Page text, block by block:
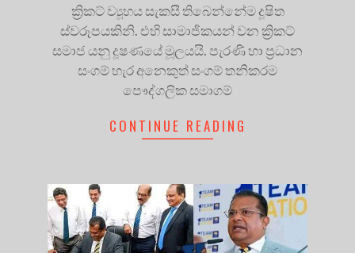
ක්‍රිකට් ව්‍යූහය සැකසී තිබෙන්නේම දූෂිත
ස්වරූපයකිනි. එහි සාමාජිකයන් වන ක්‍රිකට්
සමාජ යනු දූෂණයේ මූලයයි. පැරණි හා ප්‍රධාන
සංගම් හැර අනෙකුත් සංගම් තනිකරම
පෞද්ගලික සමාගම්
CONTINUE READING